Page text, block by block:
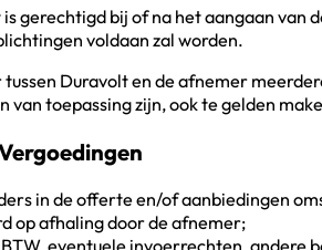
gerechtigd bij of na het aangaan van
voldaan zal worden.
tussen Duravolt en de afnemer
van toepassing zijn, ook te gelden
in de offerte en/of aanbiedingen
op afhaling door de afnemer;
eventuele invoerrechten, andere